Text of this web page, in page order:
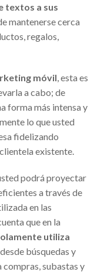
textos a sus
mantenerse cerca
regalos,
móvil, esta es
a cabo; de
forma más intensa y
lo que usted
fidelizando
existente.
podrá proyectar
a través de
en las
que en la
utiliza
búsquedas y
subastas y